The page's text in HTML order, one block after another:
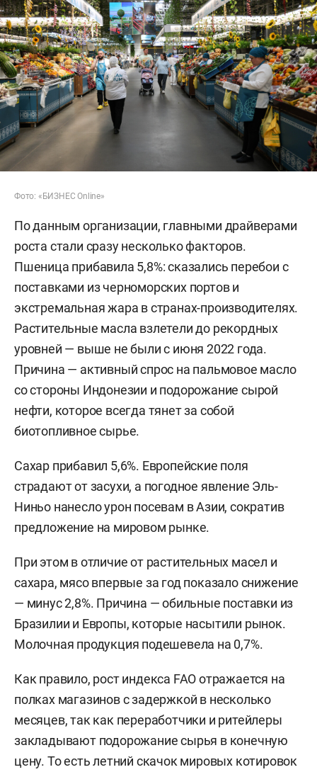
Фото: «БИЗНЕС Online»
По данным организации, главными драйверами
роста стали сразу несколько факторов.
Пшеница прибавила 5,8%: сказались перебои с
поставками из черноморских портов и
экстремальная жара в странах-производителях.
Растительные масла взлетели до рекордных
уровней — выше не были с июня 2022 года.
Причина — активный спрос на пальмовое масло
со стороны Индонезии и подорожание сырой
нефти, которое всегда тянет за собой
биотопливное сырье.
Сахар прибавил 5,6%. Европейские поля
страдают от засухи, а погодное явление Эль-
Ниньо нанесло урон посевам в Азии, сократив
предложение на мировом рынке.
При этом в отличие от растительных масел и
сахара, мясо впервые за год показало снижение
— минус 2,8%. Причина — обильные поставки из
Бразилии и Европы, которые насытили рынок.
Молочная продукция подешевела на 0,7%.
Как правило, рост индекса FAO отражается на
полках магазинов с задержкой в несколько
месяцев, так как переработчики и ритейлеры
закладывают подорожание сырья в конечную
цену. То есть летний скачок мировых котировок